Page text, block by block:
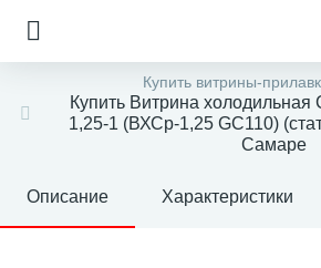
Купить витрины-
Купить Витрина холодильная
1,25-1 (ВХСр-1,25 GC110)
Самаре
Описание Характеристики